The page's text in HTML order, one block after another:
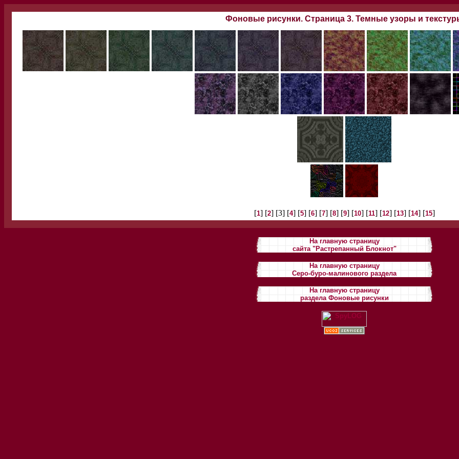
Фоновые рисунки. Страница 3. Темные узоры и
[1] [2] [3] [4] [5] [6] [7] [8] [9] [10] [11] [12] [13] [14] [15]
На главную страницу
сайта "Растрепанный Блокнот"
На главную страницу
Серо-буро-малинового раздела
На главную страницу
раздела Фоновые рисунки